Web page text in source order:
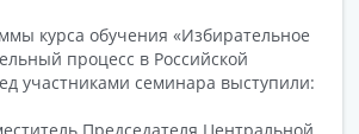
курса обучения «Избирательное
процесс в Российской
участниками семинара выступили:
Председателя Центральной